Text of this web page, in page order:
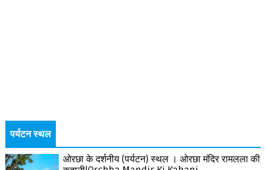
पर्यटन स्थल
ओरछा के दर्शनीय (पर्यटन) स्थल । ओरछा मंदिर रामलला की